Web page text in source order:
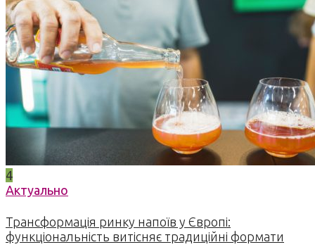
4
Актуально
Трансформація ринку напоїв у Європі:
функціональність витісняє традиційні формати